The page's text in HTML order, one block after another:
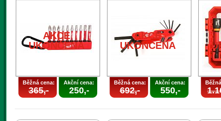
AKCE
UKONČENA
Běžná cena:
365,-
Akční cena:
250,-
AKCE
UKONČENA
Běžná cena:
692,-
Akční cena:
550,-